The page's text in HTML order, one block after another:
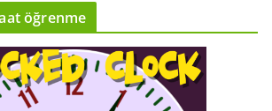
öğrenme